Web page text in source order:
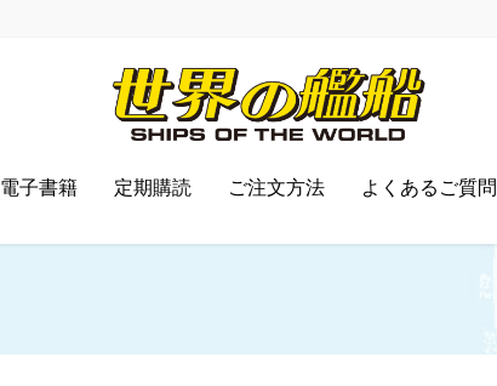
電子書籍 定期購読 ご注文方法 よくあるご質問